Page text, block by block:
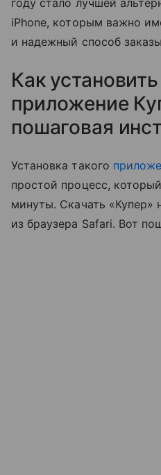
iPhone, которым важно
и надежный способ
Как
приложение
пошаговая
Установка такого
простой процесс,
минуты. Скачать «Купер»
из браузера Safari. Вот